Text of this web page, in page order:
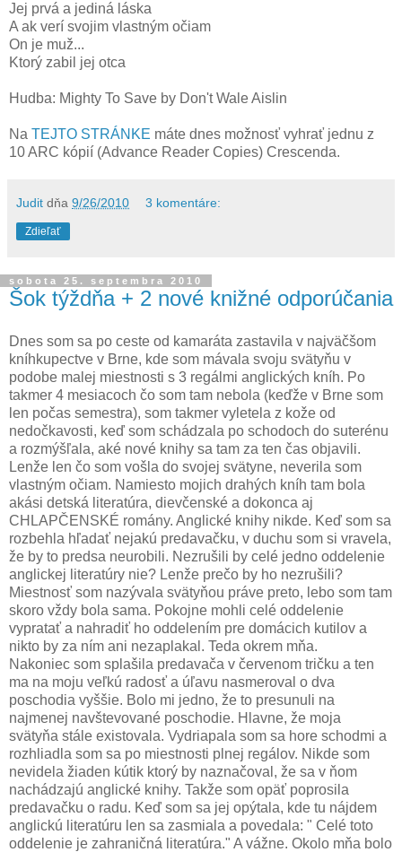
Jej prvá a jediná láska
A ak verí svojim vlastným očiam
On je muž...
Ktorý zabil jej otca
Hudba: Mighty To Save by Don't Wale Aislin
Na TEJTO STRÁNKE máte dnes možnosť vyhrať jednu z
10 ARC kópií (Advance Reader Copies) Crescenda.
Judit dňa 9/26/2010 3 komentáre:
Zdieľať
sobota 25. septembra 2010
Šok týždňa + 2 nové knižné odporúčania
Dnes som sa po ceste od kamaráta zastavila v najväčšom
kníhkupectve v Brne, kde som mávala svoju svätyňu v
podobe malej miestnosti s 3 regálmi anglických kníh. Po
takmer 4 mesiacoch čo som tam nebola (keďže v Brne som
len počas semestra), som takmer vyletela z kože od
nedočkavosti, keď som schádzala po schodoch do suterénu
a rozmýšľala, aké nové knihy sa tam za ten čas objavili.
Lenže len čo som vošla do svojej svätyne, neverila som
vlastným očiam. Namiesto mojich drahých kníh tam bola
akási detská literatúra, dievčenské a dokonca aj
CHLAPČENSKÉ romány. Anglické knihy nikde. Keď som sa
rozbehla hľadať nejakú predavačku, v duchu som si vravela,
že by to predsa neurobili. Nezrušili by celé jedno oddelenie
anglickej literatúry nie? Lenže prečo by ho nezrušili?
Miestnosť som nazývala svätyňou práve preto, lebo som tam
skoro vždy bola sama. Pokojne mohli celé oddelenie
vypratať a nahradiť ho oddelením pre domácich kutilov a
nikto by za ním ani nezaplakal. Teda okrem mňa.
Nakoniec som splašila predavača v červenom tričku a ten
ma na moju veľkú radosť a úľavu nasmeroval o dva
poschodia vyššie. Bolo mi jedno, že to presunuli na
najmenej navštevované poschodie. Hlavne, že moja
svätyňa stále existovala. Vydriapala som sa hore schodmi a
rozhliadla som sa po miestnosti plnej regálov. Nikde som
nevidela žiaden kútik ktorý by naznačoval, že sa v ňom
nachádzajú anglické knihy. Takže som opäť poprosila
predavačku o radu. Keď som sa jej opýtala, kde tu nájdem
anglickú literatúru len sa zasmiala a povedala: " Celé toto
oddelenie je zahraničná literatúra." A vážne. Okolo mňa bolo